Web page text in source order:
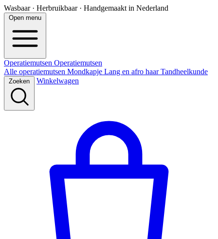
Wasbaar · Herbruikbaar · Handgemaakt in Nederland
Open menu
Operatiemutsen Operatiemutsen
Alle operatiemutsen Mondkapje Lang en afro haarTandheelkunde
Zoeken Winkelwagen